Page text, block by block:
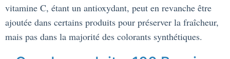
vitamine C, étant un antioxydant, peut en revanche être
ajoutée dans certains produits pour préserver la fraîcheur,
mais pas dans la majorité des colorants synthétiques.